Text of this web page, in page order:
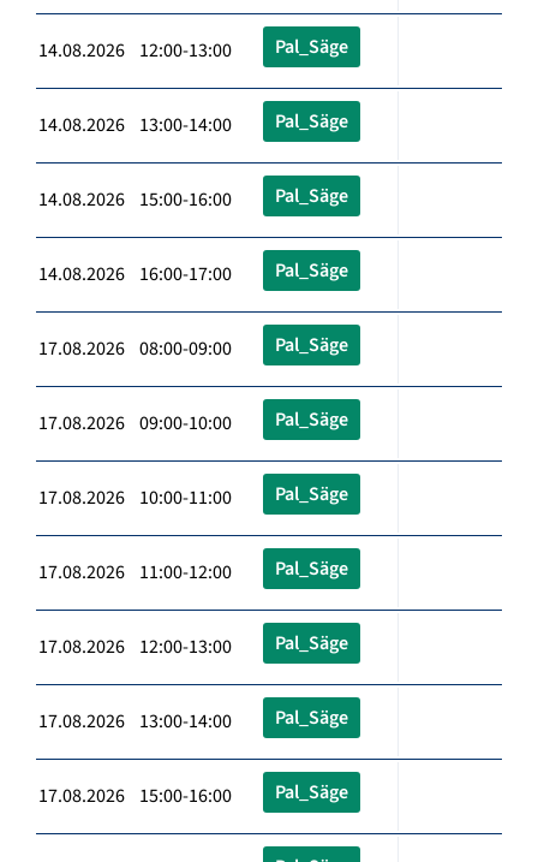
14.08.2026 12:00-13:00 Pal_Säge
14.08.2026 13:00-14:00 Pal_Säge
14.08.2026 15:00-16:00 Pal_Säge
14.08.2026 16:00-17:00 Pal_Säge
17.08.2026 08:00-09:00 Pal_Säge
17.08.2026 09:00-10:00 Pal_Säge
17.08.2026 10:00-11:00 Pal_Säge
17.08.2026 11:00-12:00 Pal_Säge
17.08.2026 12:00-13:00 Pal_Säge
17.08.2026 13:00-14:00 Pal_Säge
17.08.2026 15:00-16:00 Pal_Säge